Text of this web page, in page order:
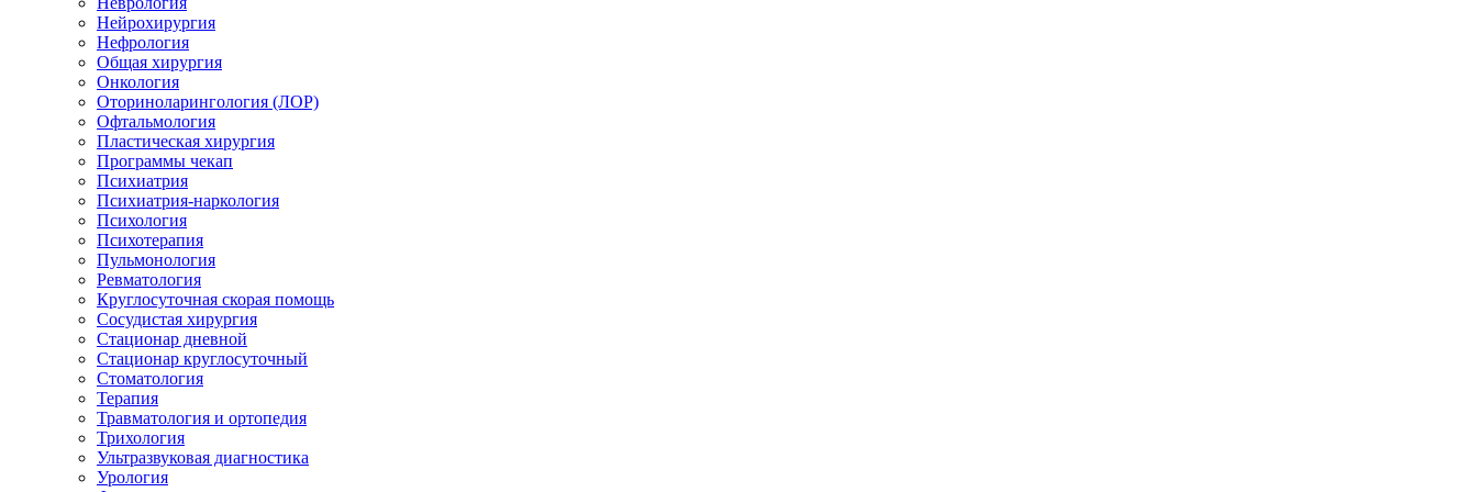
Нейрохирургия
Нефрология
Общая хирургия
Онкология
Оториноларингология (ЛОР)
Офтальмология
Пластическая хирургия
Программы чекап
Психиатрия
Психиатрия-наркология
Психология
Психотерапия
Пульмонология
Ревматология
Круглосуточная скорая помощь
Сосудистая хирургия
Стационар дневной
Стационар круглосуточный
Стоматология
Терапия
Травматология и ортопедия
Трихология
Ультразвуковая диагностика
Урология